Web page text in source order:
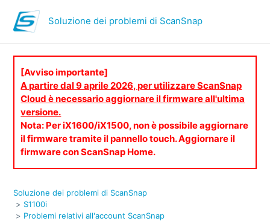
Soluzione dei problemi di ScanSnap
[Avviso importante]
A partire dal 9 aprile 2026, per utilizzare ScanSnap
Cloud è necessario aggiornare il firmware all'ultima
versione.
Nota: Per iX1600/iX1500, non è possibile aggiornare
il firmware tramite il pannello touch. Aggiornare il
firmware con ScanSnap Home.
Soluzione dei problemi di ScanSnap
S1100i
Problemi relativi all'account ScanSnap